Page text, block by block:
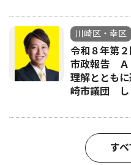
川崎区・幸区
令和８年第
市政報告 Ａ
理解ととも
崎市議団 し
す